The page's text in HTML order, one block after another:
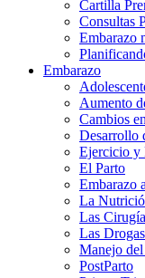
Cartilla
Consultas
Embarazo
Embarazo
Aumento
Cambios
Desarrollo
Ejercicio y
El Parto
Embarazo
La
Las
Las
Manejo
PostParto